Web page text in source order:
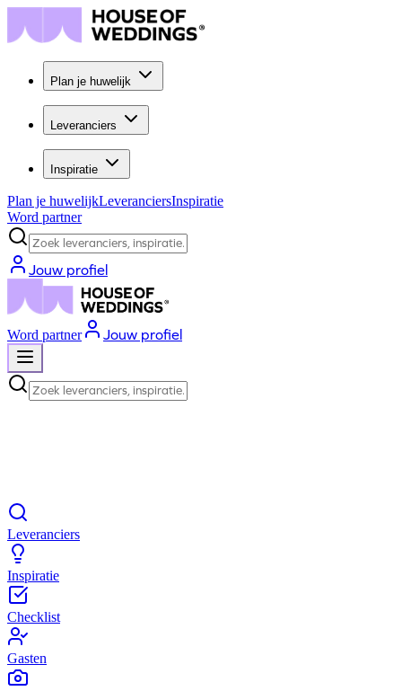
Plan je huwelijk
Leveranciers
Inspiratie
Plan je huwelijkLeveranciersInspiratie
Word partner
Zoek leveranciers, inspiratie...
Jouw profiel
Word partner Jouw profiel
Zoek leveranciers, inspiratie...
Leveranciers
Inspiratie
Checklist
Gasten